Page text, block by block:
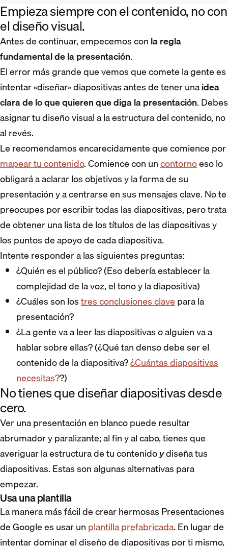
Empieza siempre con el contenido, no con
el diseño visual.
Antes de continuar, empecemos con la regla
fundamental de la presentación.
El error más grande que vemos que comete la gente es
intentar «diseñar» diapositivas antes de tener unaidea
clara de lo que quieren que diga la presentación. Debes
asignar tu diseño visual a la estructura del contenido, no
al revés.
Le recomendamos encarecidamente que comience por
mapear tu contenido. Comience con uncontornoeso lo
obligará a aclarar los objetivos y la forma de su
presentación y a centrarse en sus mensajes clave. No te
preocupes por escribir todas las diapositivas, pero trata
de obtener una lista de los títulos de las diapositivas y
los puntos de apoyo de cada diapositiva.
Intente responder a las siguientes preguntas:
¿Quién es el público? (Eso debería establecer la
complejidad de la voz, el tono y la diapositiva)
¿Cuáles son lostres conclusiones clave para la
presentación?
¿La gente va a leer las diapositivas o alguien va a
hablar sobre ellas? (¿Qué tan denso debe ser el
contenido de la diapositiva?¿Cuántas diapositivas
necesitas??)
No tienes que diseñar diapositivas desde
cero.
Ver una presentación en blanco puede resultar
abrumador y paralizante; al fin y al cabo, tienes que
averiguar la estructura de tu contenidoydiseña tus
diapositivas. Estas son algunas alternativas para
empezar.
Usa una plantilla
La manera más fácil de crear hermosas Presentaciones
de Google es usar un plantilla prefabricada. En lugar de
intentar dominar el diseño de diapositivas por ti mismo,